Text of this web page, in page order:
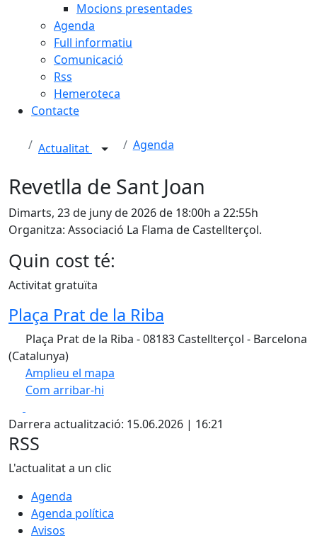
Mocions presentades
Agenda
Full informatiu
Comunicació
Rss
Hemeroteca
Contacte
Actualitat Agenda
Revetlla de Sant Joan
Dimarts, 23 de juny de 2026 de 18:00h a 22:55h
Organitza: Associació La Flama de Castellterçol.
Quin cost té:
Activitat gratuïta
Plaça Prat de la Riba
Plaça Prat de la Riba - 08183 Castellterçol - Barcelona
(Catalunya)
Amplieu el mapa
Com arribar-hi
+
−
Darrera actualització: 15.06.2026 | 16:21
RSS
L'actualitat a un clic
Agenda
Agenda política
Avisos